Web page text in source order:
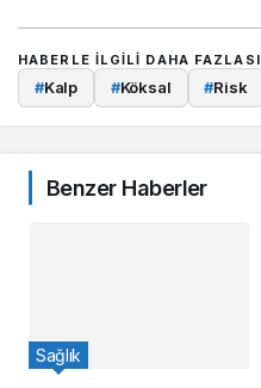
HABERLE ILGILI DAHA FAZLASI
#Kalp #Köksal #Risk
Benzer Haberler
Sağlık